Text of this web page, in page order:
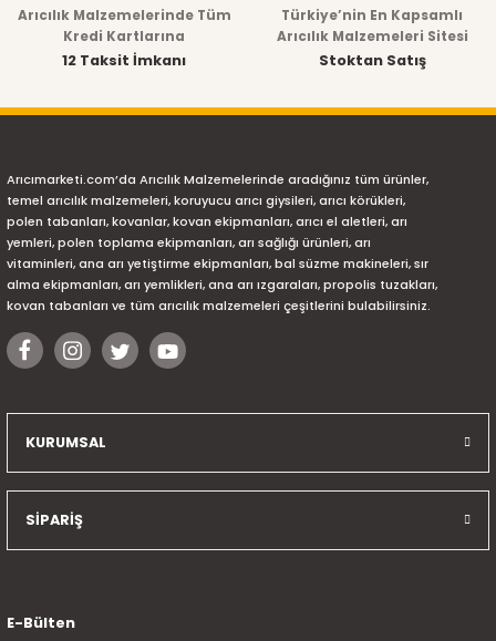
Arıcılık Malzemelerinde Tüm
Kredi Kartlarına
12 Taksit İmkanı
Türkiye’nin En Kapsamlı
Arıcılık Malzemeleri Sitesi
Stoktan Satış
Arıcımarketi.com’da Arıcılık Malzemelerinde aradığınız tüm ürünler,
temel arıcılık malzemeleri, koruyucu arıcı giysileri, arıcı körükleri,
polen tabanları, kovanlar, kovan ekipmanları, arıcı el aletleri, arı
yemleri, polen toplama ekipmanları, arı sağlığı ürünleri, arı
vitaminleri, ana arı yetiştirme ekipmanları, bal süzme makineleri, sır
alma ekipmanları, arı yemlikleri, ana arı ızgaraları, propolis tuzakları,
kovan tabanları ve tüm arıcılık malzemeleri çeşitlerini bulabilirsiniz.
KURUMSAL
SİPARİŞ
E-Bülten